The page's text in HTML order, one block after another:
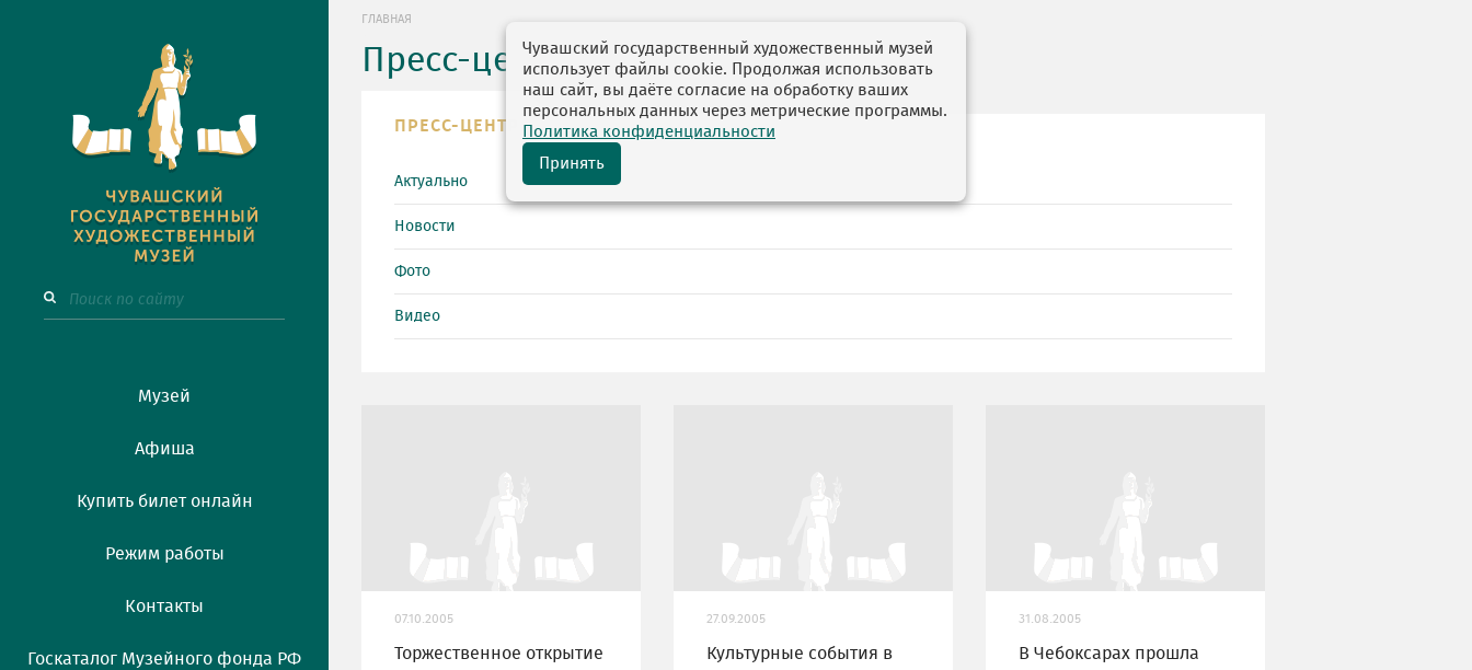
Музей
Афиша
Купить билет онлайн
Режим работы
Контакты
Госкаталог Музейного фонда РФ
ГЛАВНАЯ
Пресс-центр
ПРЕСС-ЦЕНТР
Актуально
Новости
Фото
Видео
07.10.2005
Торжественное открытие
27.09.2005
Культурные события в
31.08.2005
В Чебоксарах прошла
Чувашский государственный художественный музей
использует файлы cookie. Продолжая использовать
наш сайт, вы даёте согласие на обработку ваших
персональных данных через метрические программы.
Политика конфиденциальности
Принять